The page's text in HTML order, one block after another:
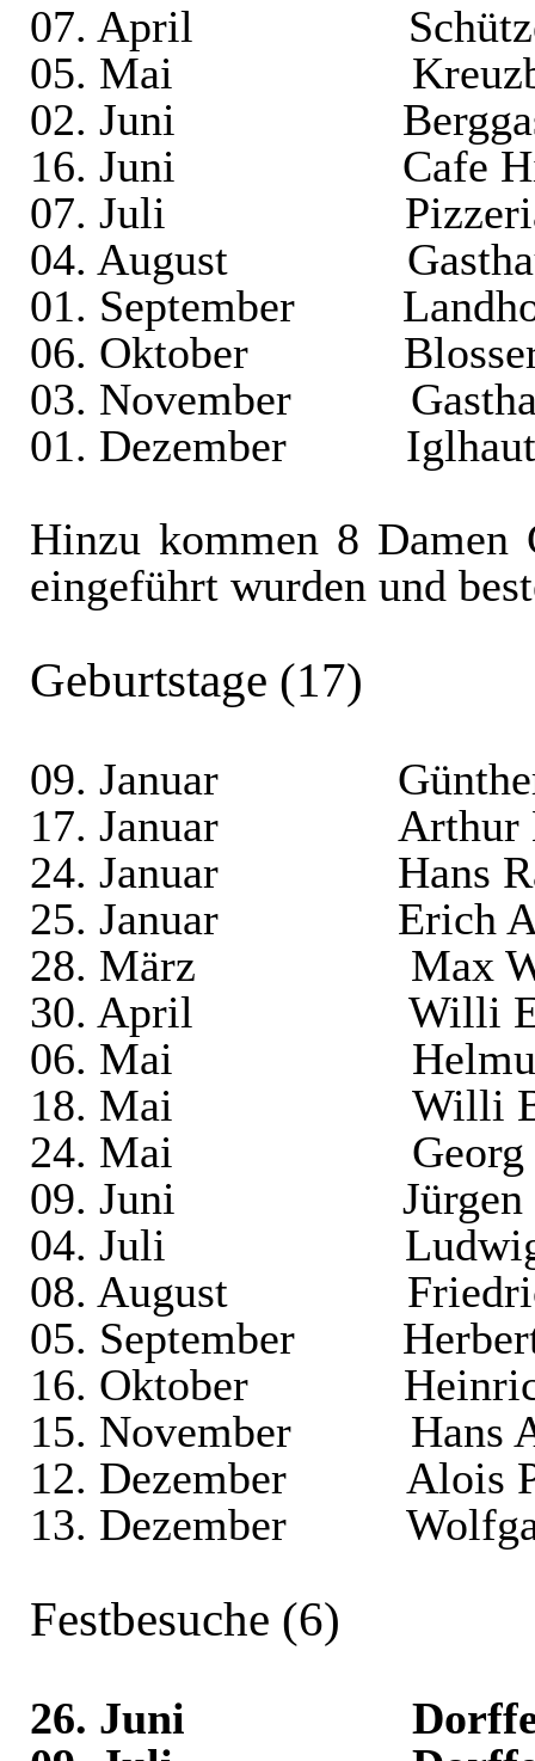
07. April
05. Mai
02. Juni
16. Juni
Cafe
07. Juli
04. August
01. September
06. Oktober
03. November
01. Dezember
Hinzu kommen 8 Damen
eingeführt wurden und
Geburtstage (17)
09. Januar
17. Januar
Arthur
24. Januar
Hans
25. Januar
Erich
28. März
Max
30. April
Willi
06. Mai
18. Mai
Willi
24. Mai
09. Juni
04. Juli
08. August
05. September
16. Oktober
15. November
Hans
12. Dezember
Alois
13. Dezember
Festbesuche (6)
26. Juni